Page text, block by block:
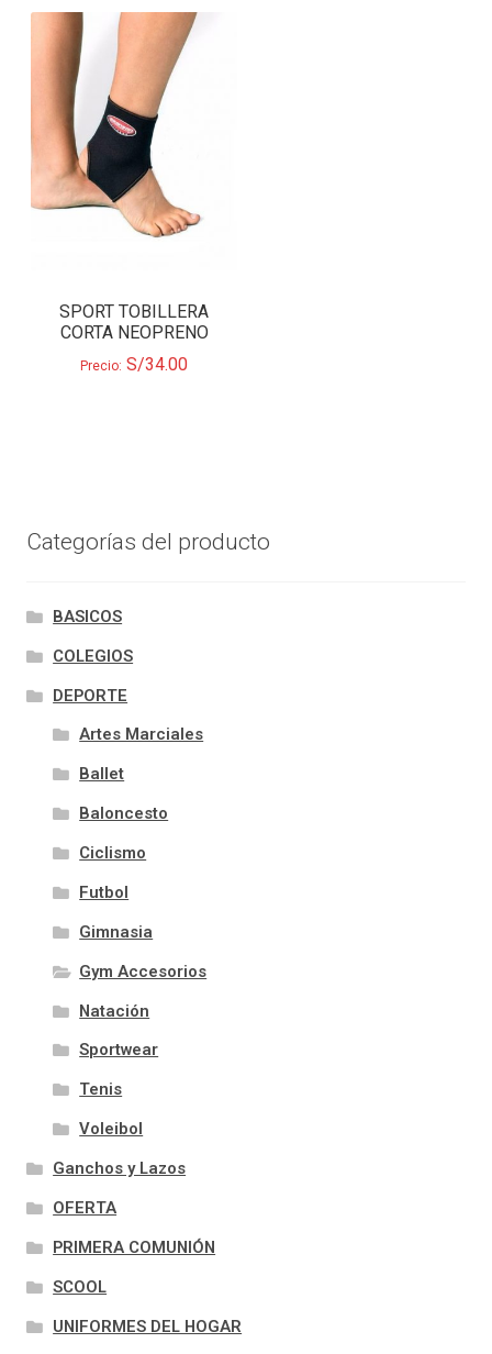
SPORT TOBILLERA
CORTA NEOPRENO
Precio: S/34.00
Categorías del producto
BASICOS
COLEGIOS
DEPORTE
Artes Marciales
Ballet
Baloncesto
Ciclismo
Futbol
Gimnasia
Gym Accesorios
Natación
Sportwear
Tenis
Voleibol
Ganchos y Lazos
OFERTA
PRIMERA COMUNIÓN
SCOOL
UNIFORMES DEL HOGAR